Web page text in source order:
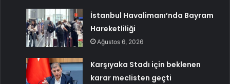
İstanbul Havalimanı’nda Bayram
Hareketliliği
Ağustos 6, 2026
Karşıyaka Stadı için beklenen
karar meclisten geçti